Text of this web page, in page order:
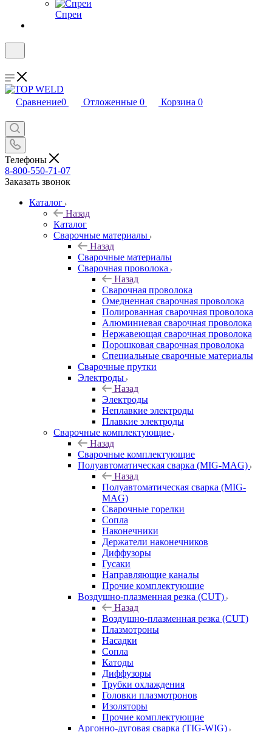
Спреи
Сравнение0 Отложенные 0 Корзина 0
Телефоны
8-800-550-71-07
Заказать звонок
Каталог
Назад
Каталог
Сварочные материалы
Назад
Сварочные материалы
Сварочная проволока
Назад
Сварочная проволока
Омедненная сварочная проволока
Полированная сварочная проволока
Алюминиевая сварочная проволока
Нержавеющая сварочная проволока
Порошковая сварочная проволока
Специальные сварочные материалы
Сварочные прутки
Электроды
Назад
Электроды
Неплавкие электроды
Плавкие электроды
Сварочные комплектующие
Назад
Сварочные комплектующие
Полуавтоматическая сварка (MIG-MAG)
Назад
Полуавтоматическая сварка (MIG-
MAG)
Сварочные горелки
Сопла
Наконечники
Держатели наконечников
Диффузоры
Гусаки
Направляющие каналы
Прочие комплектующие
Воздушно-плазменная резка (CUT)
Назад
Воздушно-плазменная резка (CUT)
Плазмотроны
Насадки
Сопла
Катоды
Диффузоры
Трубки охлаждения
Головки плазмотронов
Изоляторы
Прочие комплектующие
Аргонно-дуговая сварка (TIG-WIG)